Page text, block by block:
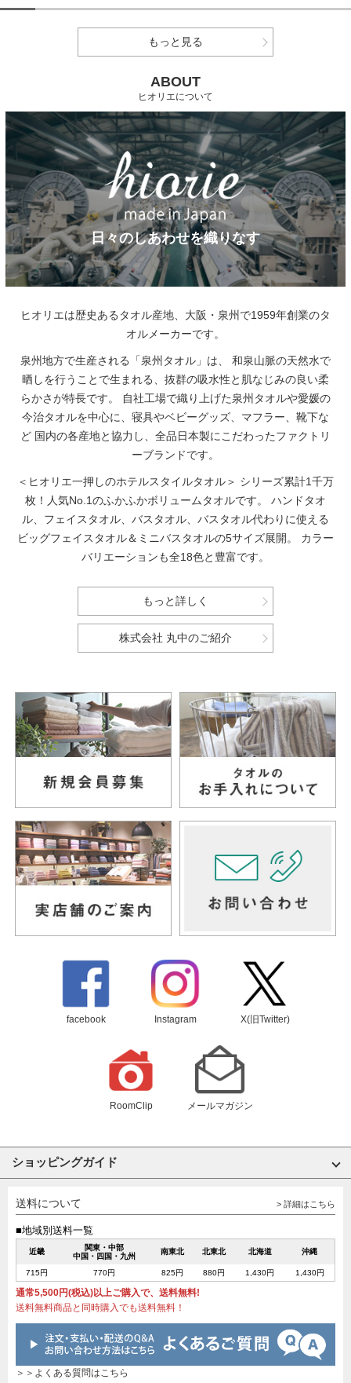
もっと見る
ABOUT
ヒオリエについて
日々のしあわせを織りなす
ヒオリエは歴史あるタオル産地、大阪・泉州で1959年創業のタ
オルメーカーです。
泉州地方で生産される「泉州タオル」は、
和泉山脈の天然水で
晒しを行うことで生まれる、抜群の吸水性と肌なじみの良い柔
らかさが特長です。
自社工場で織り上げた泉州タオルや愛媛の
今治タオルを中心に、寝具やベビーグッズ、マフラー、靴下な
ど 国内の各産地と協力し、全品日本製にこだわったファクトリ
ーブランドです。
＜ヒオリエ一押しのホテルスタイルタオル＞ シリーズ累計1千万
枚！人気No.1のふかふかボリュームタオルです。
ハンドタオ
ル、フェイスタオル、バスタオル、バスタオル代わりに使える
ビッグフェイスタオル＆ミニバスタオルの5サイズ展開。
カラー
バリエーションも全18色と豊富です。
もっと詳しく
株式会社 丸中のご紹介
facebook Instagram X(旧Twitter)
RoomClip メールマガジン
ショッピングガイド
送料について > 詳細はこちら
■地域別送料一覧
近畿
関東・中部
中国・四国・九州
南東北 北東北 北海道 沖縄
715円 770円 825円 880円 1,430円 1,430円
通常5,500円(税込)以上ご購入で、送料無料!
送料無料商品と同時購入でも送料無料！
＞＞よくある質問はこちら